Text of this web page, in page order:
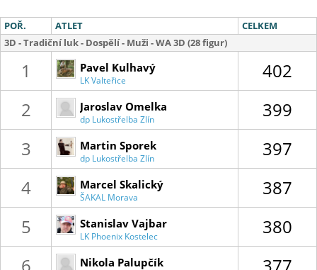
POŘ. ATLET
CELKEM
3D - Tradiční luk - Dospělí - Muži - WA 3D (28 figur)
1 Pavel Kulhavý
LK Valteřice
402
2
Jaroslav Omelka
dp Lukostřelba Zlín
399
3
Martin Sporek
dp Lukostřelba Zlín
397
4
Marcel Skalický
ŠAKAL Morava
387
5
Stanislav Vajbar
LK Phoenix Kostelec
380
Nikola Palupčík